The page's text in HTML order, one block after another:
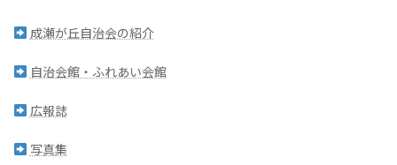
成瀬が丘自治会の紹介
自治会館・ふれあい会館
広報誌
写真集